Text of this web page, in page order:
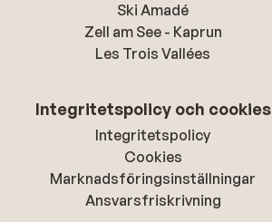
Ski Amadé
Zell am See - Kaprun
Les Trois Vallées
Integritetspolicy och cookies
Integritetspolicy
Cookies
Marknadsföringsinställningar
Ansvarsfriskrivning